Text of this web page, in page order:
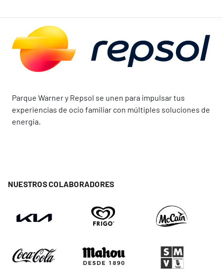
Parque Warner y Repsol se unen para impulsar tus
experiencias de ocio familiar con múltiples soluciones de
energía.
NUESTROS COLABORADORES